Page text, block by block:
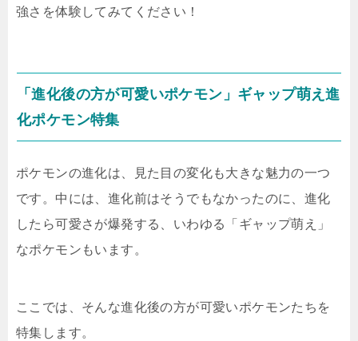
強さを体験してみてください！
「進化後の方が可愛いポケモン」ギャップ萌え進
化ポケモン特集
ポケモンの進化は、見た目の変化も大きな魅力の一つ
です。中には、進化前はそうでもなかったのに、進化
したら可愛さが爆発する、いわゆる「ギャップ萌え」
なポケモンもいます。
ここでは、そんな進化後の方が可愛いポケモンたちを
特集します。